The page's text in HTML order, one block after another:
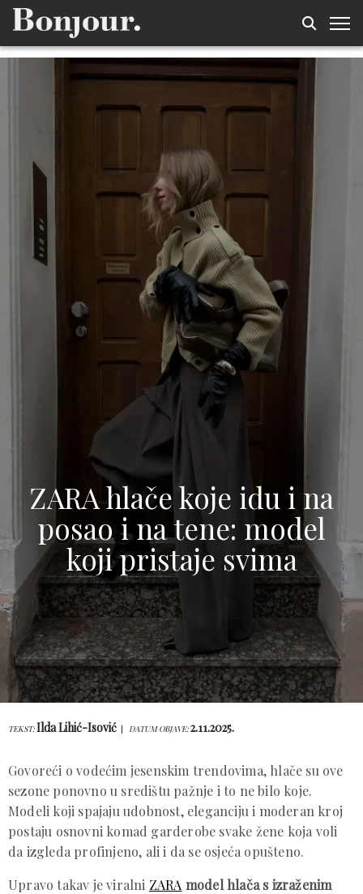
ZARA hlače koje idu i na
posao i na tene: model
koji pristaje svima
TEKST:Ilda Lihić-Isović DATUM OBJAVE:2.11.2025.
Govoreći o vodećim jesenskim trendovima, hlače su ove
sezone ponovno u središtu pažnje i to ne bilo koje.
Modeli koji spajaju udobnost, eleganciju i moderan kroj
postaju osnovni komad garderobe svake žene koja voli
da izgleda profinjeno, ali i da se osjeća opušteno.
Upravo takav je viralni ZARA model hlača s izraženim